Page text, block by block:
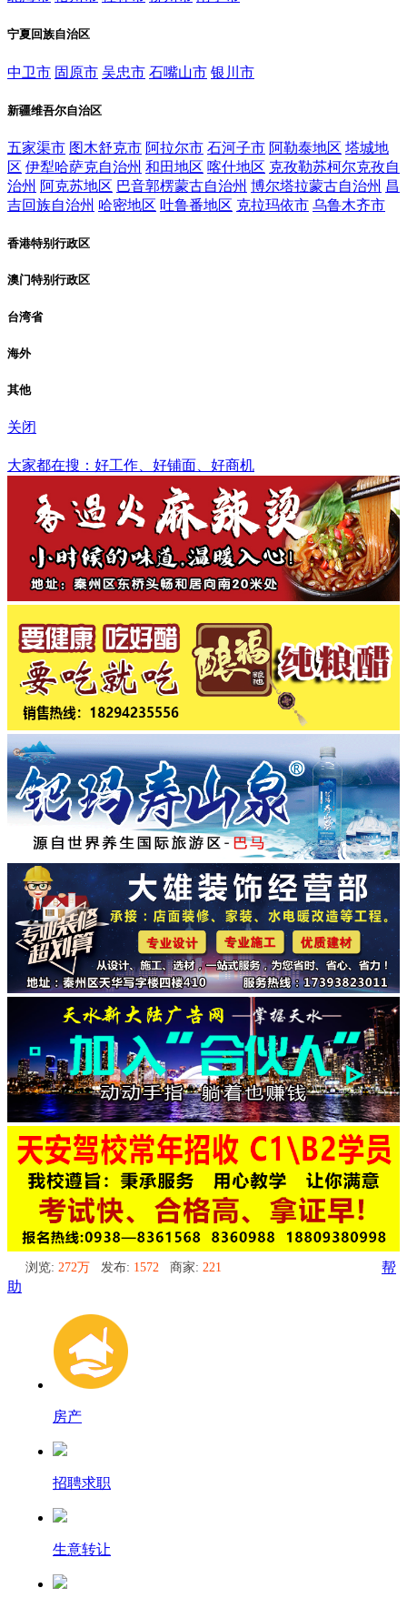
宁夏回族自治区
中卫市 固原市 吴忠市 石嘴山市 银川市
新疆维吾尔自治区
五家渠市 图木舒克市 阿拉尔市 石河子市 阿勒泰地区 塔城地
区 伊犁哈萨克自治州 和田地区 喀什地区 克孜勒苏柯尔克孜自
治州 阿克苏地区 巴音郭楞蒙古自治州 博尔塔拉蒙古自治州 昌
吉回族自治州 哈密地区 吐鲁番地区 克拉玛依市 乌鲁木齐市
香港特别行政区
澳门特别行政区
台湾省
海外
其他
关闭
大家都在搜：好工作、好铺面、好商机
浏览: 272万 发布: 1572 商家: 221
帮
助
房产
招聘求职
生意转让